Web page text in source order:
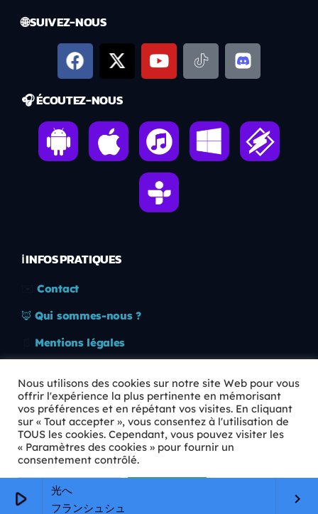
play_arrow
光へ
フランシュシュ
keyboard_arrow_right
🌐 SUIVEZ-NOUS
🎧 ÉCOUTEZ-NOUS
ℹ️ INFOS PRATIQUES
Contact
🦊 Qui sommes-nous ?
Mentions légales
🛡️ RGPD
Copyright © 2026 Animkids. Tous droits réservés.
Nous utilisons des cookies sur notre site Web pour vous
offrir l'expérience la plus pertinente en mémorisant
vos préférences et en répétant vos visites. En cliquant
sur « Tout accepter », vous consentez à l'utilisation de
TOUS les cookies. Cependant, vous pouvez visiter les
« Paramètres des cookies » pour fournir un
consentement contrôlé.
Paramètres Cookie